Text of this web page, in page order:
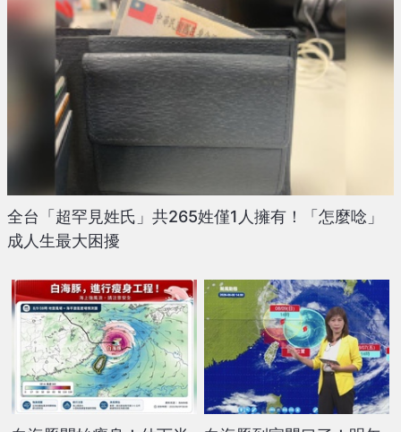
全台「超罕見姓氏」共265姓僅1人擁有！「怎麼唸」
成人生最大困擾